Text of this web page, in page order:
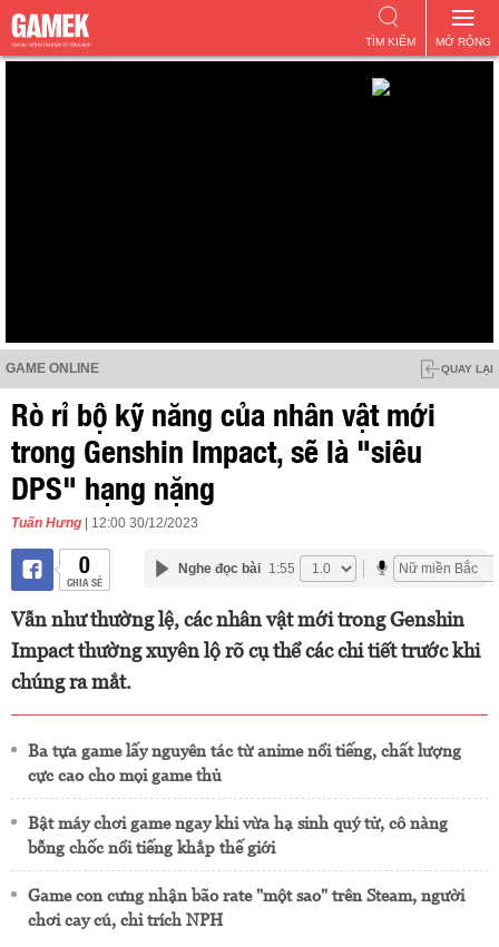
MỞ RỘNG
TÌM KIẾM
GAME ONLINE QUAY LẠI
Rò rỉ bộ kỹ năng của nhân vật mới
trong Genshin Impact, sẽ là "siêu
DPS" hạng nặng
Tuấn Hưng | 12:00 30/12/2023
0
CHIA SẺ
Nghe đọc bài 1:55
Vẫn như thường lệ, các nhân vật mới trong Genshin
Impact thường xuyên lộ rõ cụ thể các chi tiết trước khi
chúng ra mắt.
Ba tựa game lấy nguyên tác từ anime nổi tiếng, chất lượng
cực cao cho mọi game thủ
Bật máy chơi game ngay khi vừa hạ sinh quý tử, cô nàng
bỗng chốc nổi tiếng khắp thế giới
Game con cưng nhận bão rate "một sao" trên Steam, người
chơi cay cú, chỉ trích NPH